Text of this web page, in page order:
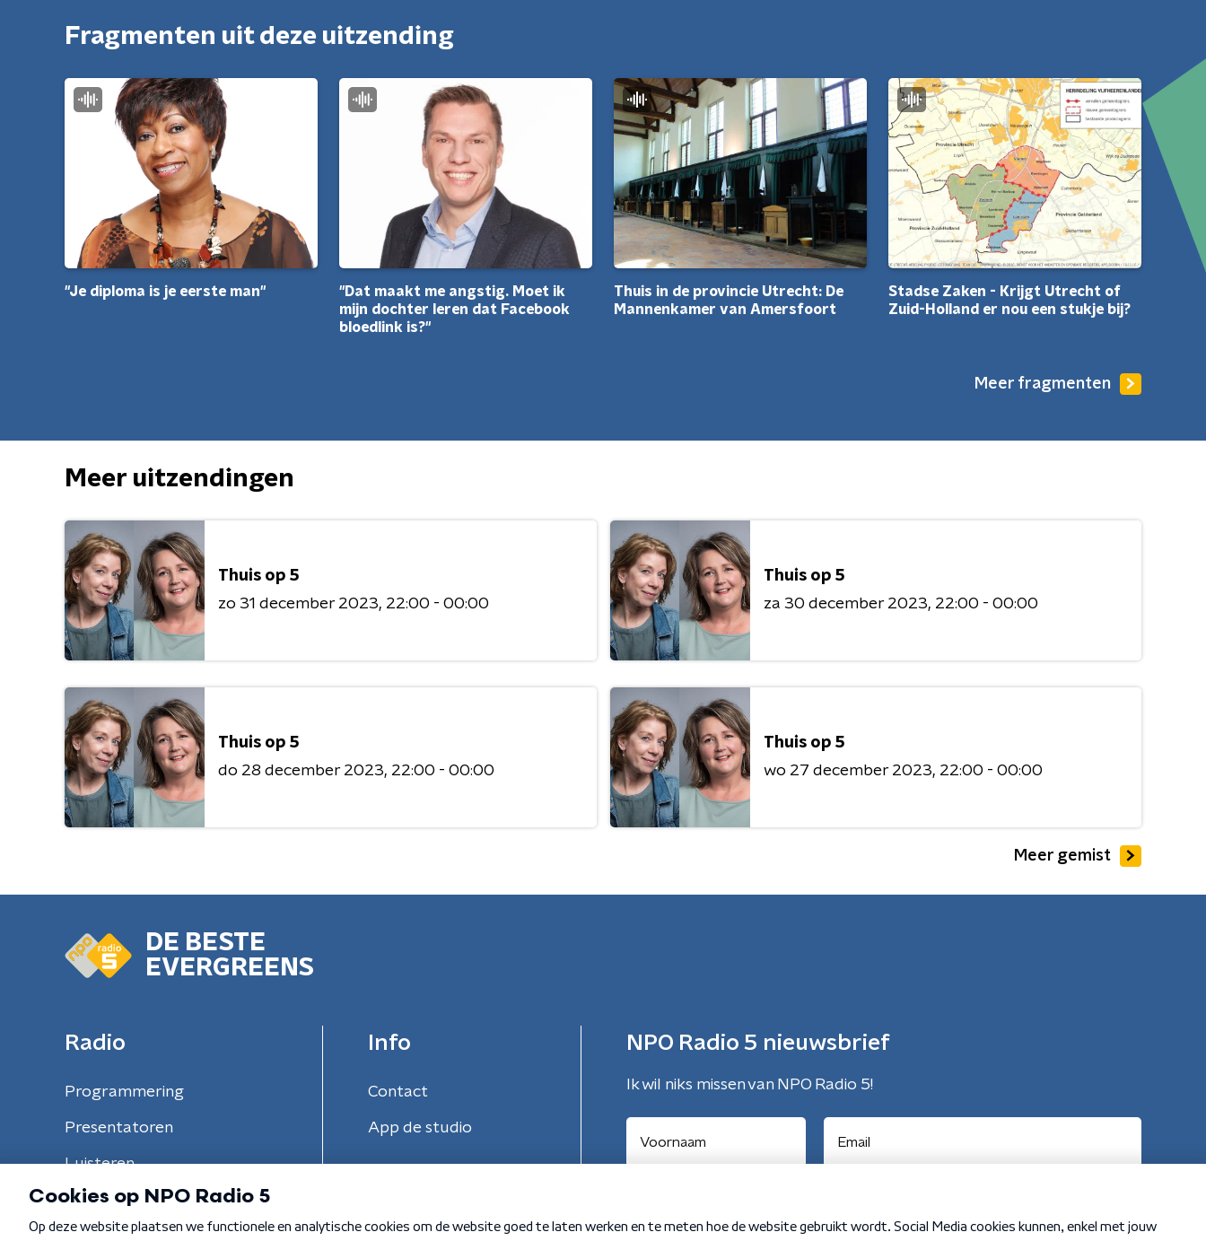
Fragmenten uit deze uitzending
"Je diploma is je eerste man"
"Dat maakt me angstig. Moet ik
mijn dochter leren dat Facebook
bloedlink is?"
Thuis in de provincie Utrecht: De
Mannenkamer van Amersfoort
Stadse Zaken - Krijgt Utrecht of
Zuid-Holland er nou een stukje bij?
Meer fragmenten
Meer uitzendingen
Thuis op 5
zo 31 december 2023 22:00 - 00:00
Thuis op 5
za 30 december 2023 22:00 - 00:00
Thuis op 5
do 28 december 2023 22:00 - 00:00
Thuis op 5
wo 27 december 2023 22:00 - 00:00
Meer gemist
DE BESTE
EVERGREENS
Radio
Programmering
Presentatoren
Luisteren
Info
Contact
App de studio
NPO Radio 5 nieuwsbrief
Ik wil niks missen van NPO Radio 5!